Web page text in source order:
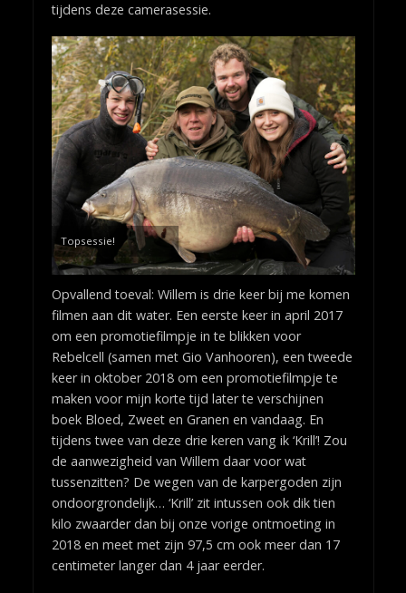
tijdens deze camerasessie.
Topsessie!
Opvallend toeval: Willem is drie keer bij me komen
filmen aan dit water. Een eerste keer in april 2017
om een promotiefilmpje in te blikken voor
Rebelcell (samen met Gio Vanhooren), een tweede
keer in oktober 2018 om een promotiefilmpje te
maken voor mijn korte tijd later te verschijnen
boek Bloed, Zweet en Granen en vandaag. En
tijdens twee van deze drie keren vang ik ‘Krill’! Zou
de aanwezigheid van Willem daar voor wat
tussenzitten? De wegen van de karpergoden zijn
ondoorgrondelijk… ‘Krill’ zit intussen ook dik tien
kilo zwaarder dan bij onze vorige ontmoeting in
2018 en meet met zijn 97,5 cm ook meer dan 17
centimeter langer dan 4 jaar eerder.